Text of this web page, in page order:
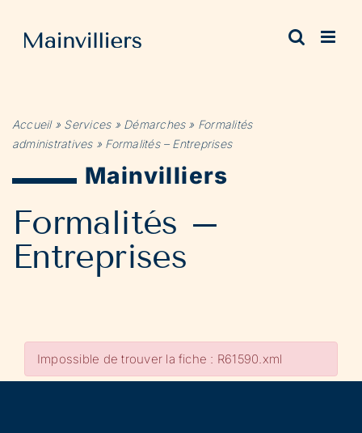
contenu
Accueil» Services» Démarches» Formalités
administratives» Formalités – Entreprises
Mainvilliers
Formalités –
Entreprises
Impossible de trouver la fiche : R61590.xml